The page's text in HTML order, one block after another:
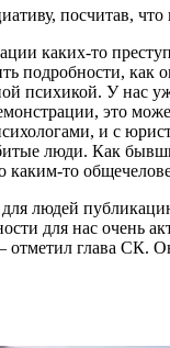
посчитав,
каких-то
подробности,
психикой. У нас
это
и с
люди. Как
каким-то
людей
для нас очень
глава СК.